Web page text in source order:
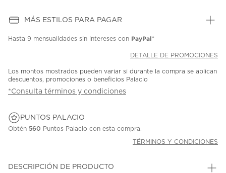
MÁS ESTILOS PARA PAGAR
Hasta 9 mensualidades sin intereses con PayPal*
DETALLE DE PROMOCIONES
Los montos mostrados pueden variar si durante la compra se aplican
descuentos, promociones o beneficios Palacio
*Consulta términos y condiciones
PUNTOS PALACIO
Obtén 560 Puntos Palacio con esta compra.
TÉRMINOS Y CONDICIONES
DESCRIPCIÓN DE PRODUCTO